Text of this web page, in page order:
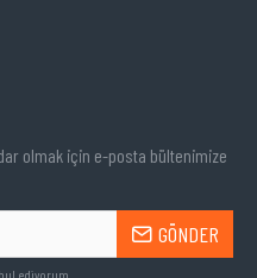
olmak için e-posta bültenimize
GÖNDER
ediyorum.